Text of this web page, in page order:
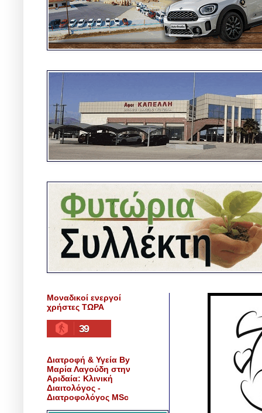
Μοναδικοί ενεργοί
χρήστες ΤΩΡΑ
39
Διατροφή & Υγεία By
Μαρία Λαγούδη στην
Αριδαία: Κλινική
Διαιτολόγος -
Διατροφολόγος MSc